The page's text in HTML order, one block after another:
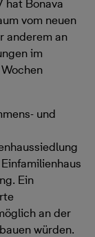
hat Bonava
vom neuen
anderem an
im
und
Ein
an der
würden.